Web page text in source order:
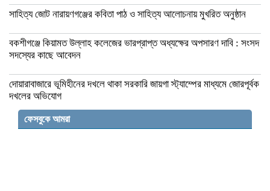
সাহিত্য জোট নারায়ণগঞ্জের কবিতা পাঠ ও সাহিত্য আলোচনায় মুখরিত অনুষ্ঠান
বকশীগঞ্জে কিয়ামত উল্লাহ কলেজের ভারপ্রাপ্ত অধ্যক্ষের অপসারণ দাবি : সংসদ
সদস্যের কাছে আবেদন
দোয়ারাবাজারে ভূমিহীনের দখলে থাকা সরকারি জায়গা স্ট্যাম্পের মাধ্যমে জোরপূর্বক
দখলের অভিযোগ
ফেসবুকে আমরা